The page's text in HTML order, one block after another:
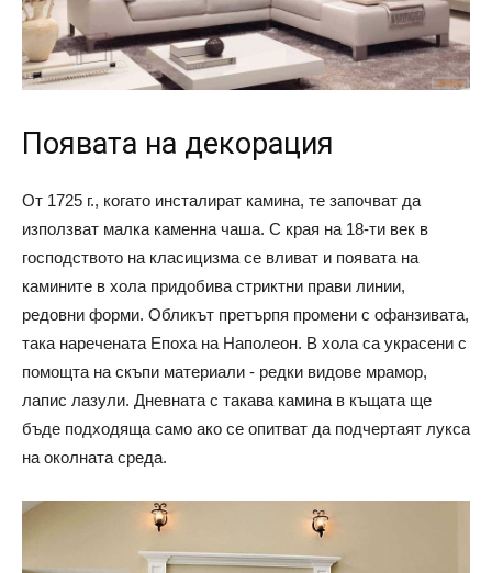
Появата на декорация
От 1725 г., когато инсталират камина, те започват да
използват малка каменна чаша. С края на 18-ти век в
господството на класицизма се вливат и появата на
камините в хола придобива стриктни прави линии,
редовни форми. Обликът претърпя промени с офанзивата,
така наречената Епоха на Наполеон. В хола са украсени с
помощта на скъпи материали - редки видове мрамор,
лапис лазули. Дневната с такава камина в къщата ще
бъде подходяща само ако се опитват да подчертаят лукса
на околната среда.